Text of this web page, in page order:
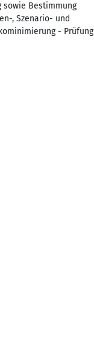
sowie Bestimmung
, Szenario- und
- Prüfung